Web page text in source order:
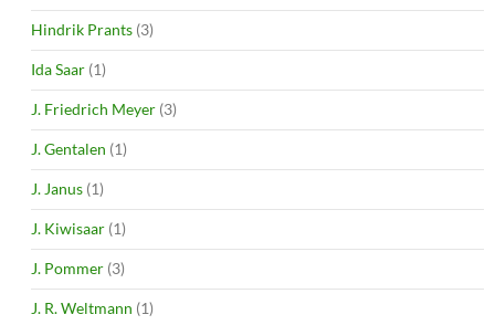
Hindrik Prants (3)
Ida Saar (1)
J. Friedrich Meyer (3)
J. Gentalen (1)
J. Janus (1)
J. Kiwisaar (1)
J. Pommer (3)
J. R. Weltmann (1)